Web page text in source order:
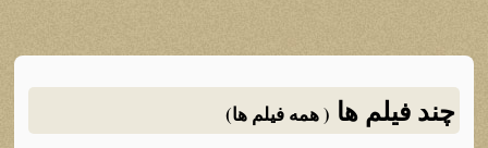
چند فیلم ها ( همه فیلم ها)